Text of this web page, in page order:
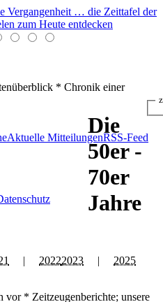
Vergangenheit … die Zeittafel der
zum Heute entdecken
* Chronik einer
Aktuelle MitteilungenRSS-Feed
| 20222023 | 2025
vor * Zeitzeugenberichte; unsere
Die
50er -
70er
Jahre